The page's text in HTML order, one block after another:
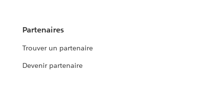
Partenaires
Trouver un partenaire
Devenir partenaire